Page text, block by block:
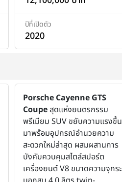
ปีที่เปิดตัว
2020
Porsche Cayenne GTS
Coupeสุดแห่งยนตรกรรม
พรีเมียม SUV ขยับความแรงขึ้น
มาพร้อมอุปกรณ์อำนวยความ
สะดวกใหม่ล่าสุด ผสมผสานการ
บังคับควบคุมสไตล์สปอร์ต
เครื่องยนต์ V8 ขนาดความจุกระ